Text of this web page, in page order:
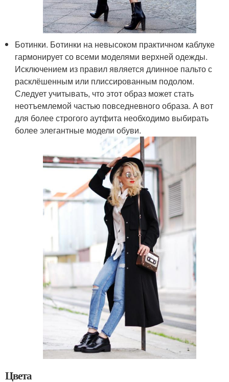
Ботинки. Ботинки на невысоком практичном каблуке
гармонирует со всеми моделями верхней одежды.
Исключением из правил является длинное пальто с
расклёшенным или плиссированным подолом.
Следует учитывать, что этот образ может стать
неотъемлемой частью повседневного образа. А вот
для более строгого аутфита необходимо выбирать
более элегантные модели обуви.
Цвета